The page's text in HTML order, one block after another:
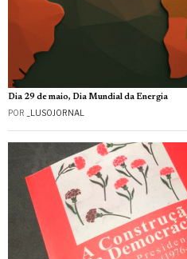
Dia 29 de maio, Dia Mundial da Energia
POR _LUSOJORNAL